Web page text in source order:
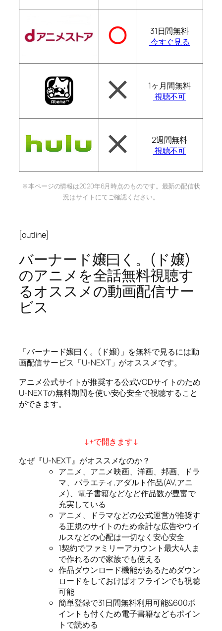
31日間無料
今すぐ見る
1ヶ月間無料
視聴不可
2週間無料
視聴不可
※本ページの情報は2020年6月時点のものです。最新の配信状
況はサイトにてご確認ください。
[outline]
バーナード嬢曰く。(ド嬢)
のアニメを全話無料視聴す
るオススメの動画配信サー
ビス
「バーナード嬢曰く。(ド嬢)」を無料で見るには動
画配信サービス「U-NEXT」がオススメです。
アニメ公式サイトが推奨する公式VODサイトのため
U-NEXTの無料期間を使い安心安全で視聴すること
ができます。
↓+で開きます↓
なぜ『U-NEXT』がオススメなのか？
アニメ、アニメ映画、洋画、邦画、ドラ
マ、バラエティ,アダルト作品(AV,アニ
メ)、電子書籍などなど作品数が豊富で
充実している
アニメ、ドラマなどの公式運営が推奨す
る正規のサイトのため余計な広告やウイ
ルスなどの心配は一切なく安心安全
1契約でファミリーアカウント最大4人ま
で作れるので家族でも使える
作品ダウンロード機能があるためダウン
ロードをしておけばオフラインでも視聴
可能
簡単登録で31日間無料利用可能&600ポ
イントも付くため電子書籍などもポイン
トで読める